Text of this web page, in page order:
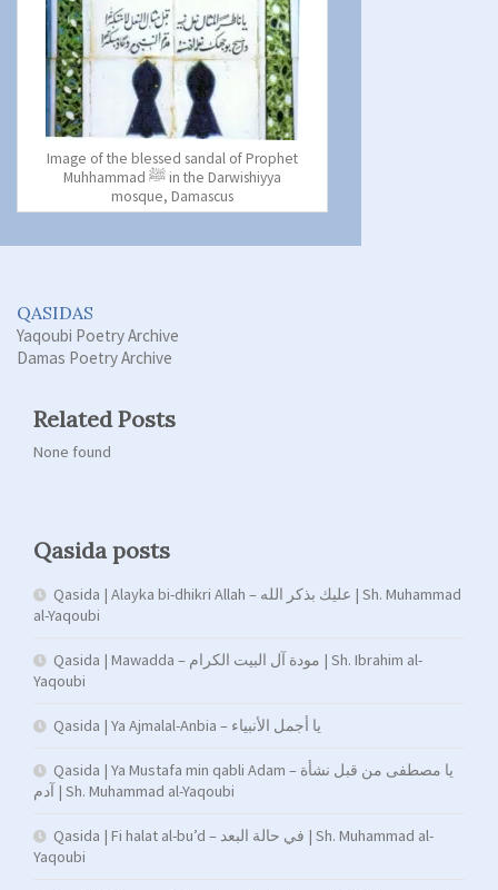
Image of the blessed sandal of Prophet
Muhhammad ﷺ in the Darwishiyya
mosque, Damascus
QASIDAS
Yaqoubi Poetry Archive
Damas Poetry Archive
Related Posts
None found
Qasida posts
Qasida | Alayka bi-dhikri Allah – عليك بذكر الله | Sh. Muhammad
al-Yaqoubi
Qasida | Mawadda – مودة آل البيت الكرام | Sh. Ibrahim al-
Yaqoubi
Qasida | Ya Ajmalal-Anbia – يا أجمل الأنبياء
Qasida | Ya Mustafa min qabli Adam – يا مصطفى من قبل نشأة
آدم | Sh. Muhammad al-Yaqoubi
Qasida | Fi halat al-bu’d – في حالة البعد | Sh. Muhammad al-
Yaqoubi